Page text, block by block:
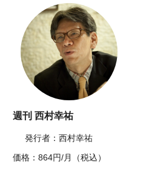
週刊 西村幸祐
発行者：西村幸祐
価格：864円/月（税込）